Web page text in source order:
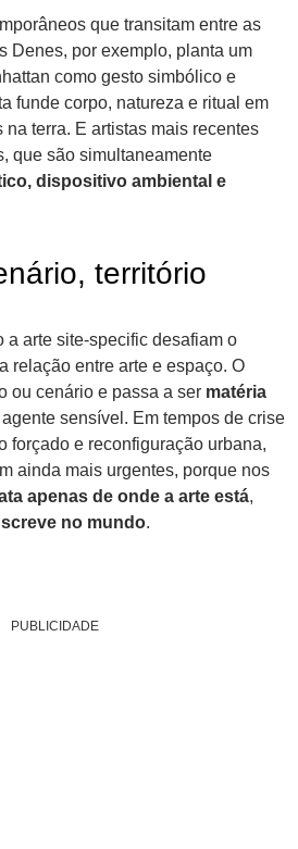
que transitam entre as
Denes, por exemplo, planta um
como gesto simbólico e
funde corpo, natureza e ritual em
na terra. E artistas mais recentes
que são simultaneamente
dispositivo ambiental e
território
a arte site-specific desafiam o
relação entre arte e espaço. O
ou cenário e passa a ser matéria
sensível. Em tempos de crise
forçado e reconfiguração urbana,
ainda mais urgentes, porque nos
apenas de onde a arte está,
no mundo.
PUBLICIDADE